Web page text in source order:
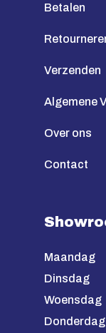
Betalen
Verzenden
Algemene
Over ons
Contact
Maandag
Dinsdag
Woensdag
Donderdag